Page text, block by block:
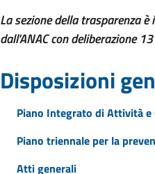
La sezione della trasparenza
dall'ANAC con deliberazione
Disposizioni
Piano Integrato di Attività e
Piano triennale per la
Atti generali